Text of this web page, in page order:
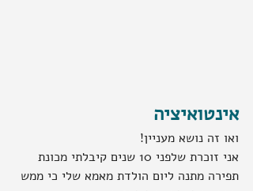
אינטואיציה
ואו זה נושא מעניין!
אני זוכרת שלפני 10 שנים קיבלתי מכונת
תפירה מתנה ליום הולדת מאמא שלי כי ממש